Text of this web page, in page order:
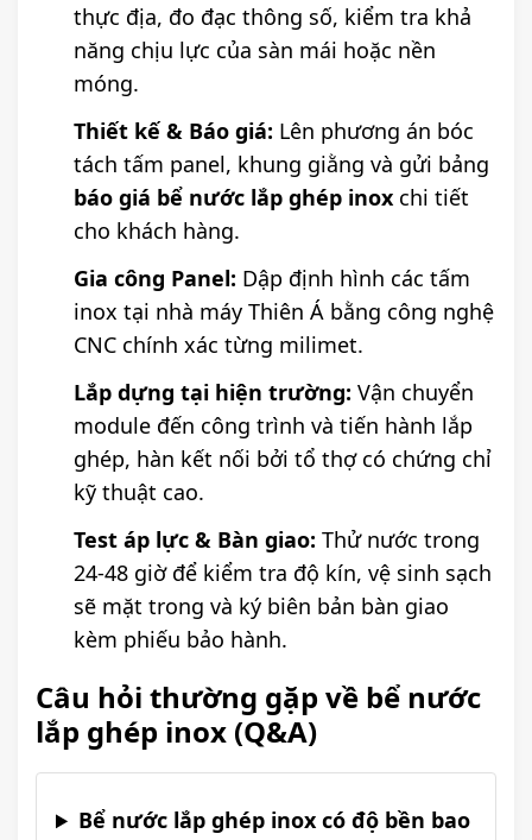
thực địa, đo đạc thông số, kiểm tra khả
năng chịu lực của sàn mái hoặc nền
móng.
Thiết kế & Báo giá: Lên phương án bóc
tách tấm panel, khung giằng và gửi bảng
báo giá bể nước lắp ghép inox chi tiết
cho khách hàng.
Gia công Panel: Dập định hình các tấm
inox tại nhà máy Thiên Á bằng công nghệ
CNC chính xác từng milimet.
Lắp dựng tại hiện trường: Vận chuyển
module đến công trình và tiến hành lắp
ghép, hàn kết nối bởi tổ thợ có chứng chỉ
kỹ thuật cao.
Test áp lực & Bàn giao: Thử nước trong
24-48 giờ để kiểm tra độ kín, vệ sinh sạch
sẽ mặt trong và ký biên bản bàn giao
kèm phiếu bảo hành.
Câu hỏi thường gặp về bể nước
lắp ghép inox (Q&A)
Bể nước lắp ghép inox có độ bền bao